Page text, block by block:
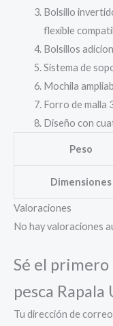
Bolsillo
flexible
Bolsillos
Sistema de
Mochila
Forro de malla
Diseño con
Peso
Dimensiones
Valoraciones
No hay valoraciones
Sé el primero
pesca Rapala
Tu dirección de